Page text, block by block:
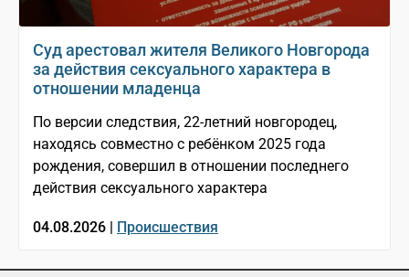
Суд арестовал жителя Великого Новгорода
за действия сексуального характера в
отношении младенца
По версии следствия, 22-летний новгородец,
находясь совместно с ребёнком 2025 года
рождения, совершил в отношении последнего
действия сексуального характера
04.08.2026 | Происшествия